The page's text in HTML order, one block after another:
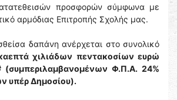
προσφορών σύμφωνα με
αρμόδιας Επιτροπής Σχολής μας.
δαπάνη ανέρχεται στο συνολικό
χιλιάδων πεντακοσίων ευρώ
(συμπεριλαμβανομένων Φ.Π.Α. 24%
υπέρ Δημοσίου).